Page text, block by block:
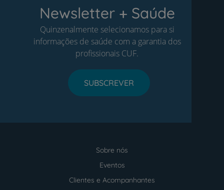
Newsletter + Saúde
Quinzenalmente selecionamos para si
informações de saúde com a garantia dos
profissionais CUF.
SUBSCREVER
Sobre nós
Eventos
Clientes e Acompanhantes